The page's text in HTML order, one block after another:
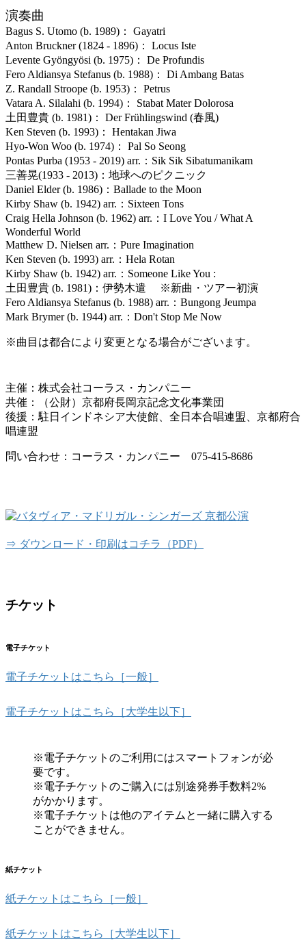
演奏曲
Bagus S. Utomo (b. 1989)： Gayatri
Anton Bruckner (1824 - 1896)： Locus Iste
Levente Gyöngyösi (b. 1975)： De Profundis
Fero Aldiansya Stefanus (b. 1988)： Di Ambang Batas
Z. Randall Stroope (b. 1953)： Petrus
Vatara A. Silalahi (b. 1994)： Stabat Mater Dolorosa
土田豊貴 (b. 1981)： Der Frühlingswind (春風)
Ken Steven (b. 1993)： Hentakan Jiwa
Hyo-Won Woo (b. 1974)： Pal So Seong
Pontas Purba (1953 - 2019) arr.：Sik Sik Sibatumanikam
三善晃(1933 - 2013)：地球へのピクニック
Daniel Elder (b. 1986)：Ballade to the Moon
Kirby Shaw (b. 1942) arr.：Sixteen Tons
Craig Hella Johnson (b. 1962) arr.：I Love You / What A
Wonderful World
Matthew D. Nielsen arr.：Pure Imagination
Ken Steven (b. 1993) arr.：Hela Rotan
Kirby Shaw (b. 1942) arr.：Someone Like You :
土田豊貴 (b. 1981)：伊勢木遣 ※新曲・ツアー初演
Fero Aldiansya Stefanus (b. 1988) arr.：Bungong Jeumpa
Mark Brymer (b. 1944) arr.：Don't Stop Me Now
※曲目は都合により変更となる場合がございます。
主催：株式会社コーラス・カンパニー
共催：（公財）京都府長岡京記念文化事業団
後援：駐日インドネシア大使館、全日本合唱連盟、京都府合
唱連盟
問い合わせ：コーラス・カンパニー 075-415-8686
⇒ ダウンロード・印刷はコチラ（PDF）
チケット
電子チケット
電子チケットはこちら［一般］
電子チケットはこちら［大学生以下］
※電子チケットのご利用にはスマートフォンが必
要です。
※電子チケットのご購入には別途発券手数料2%
がかかります。
※電子チケットは他のアイテムと一緒に購入する
ことができません。
紙チケット
紙チケットはこちら［一般］
紙チケットはこちら［大学生以下］